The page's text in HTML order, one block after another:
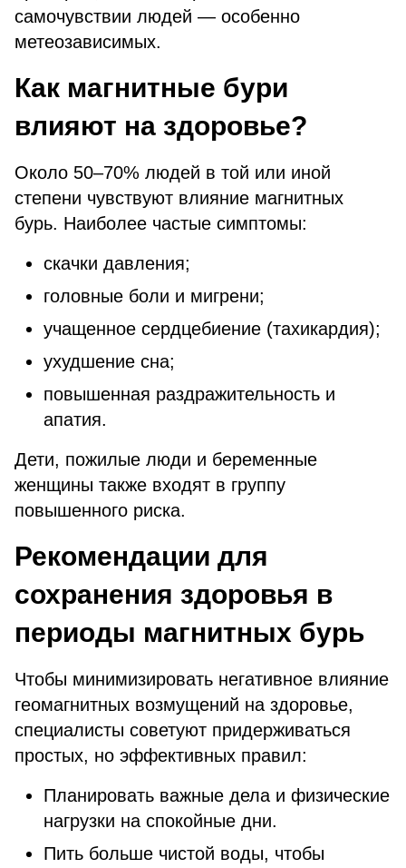
самочувствии людей — особенно
метеозависимых.
Как магнитные бури
влияют на здоровье?
Около 50–70% людей в той или иной
степени чувствуют влияние магнитных
бурь. Наиболее частые симптомы:
скачки давления;
головные боли и мигрени;
учащенное сердцебиение (тахикардия);
ухудшение сна;
повышенная раздражительность и
апатия.
Дети, пожилые люди и беременные
женщины также входят в группу
повышенного риска.
Рекомендации для
сохранения здоровья в
периоды магнитных бурь
Чтобы минимизировать негативное влияние
геомагнитных возмущений на здоровье,
специалисты советуют придерживаться
простых, но эффективных правил:
Планировать важные дела и физические
нагрузки на спокойные дни.
Пить больше чистой воды, чтобы